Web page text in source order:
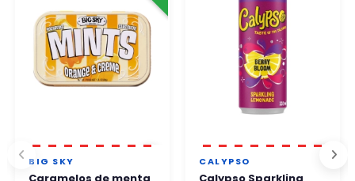
BIG SKY
Caramelos de menta
CALYPSO
Calypso Sparkling